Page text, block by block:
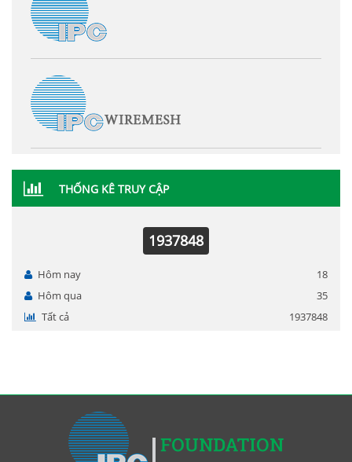
THỐNG KÊ TRUY CẬP
1937848
Hôm nay
18
Hôm qua
35
Tất cả
1937848